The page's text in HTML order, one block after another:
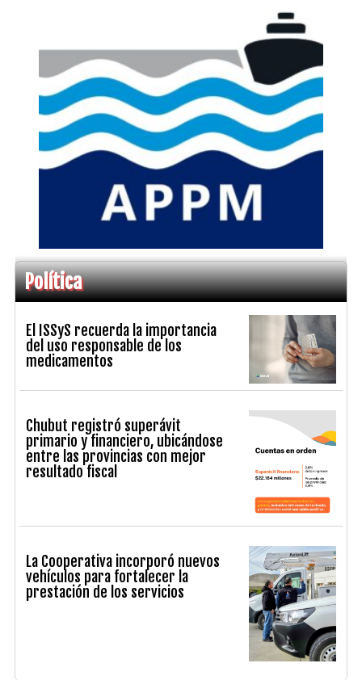
Política
El ISSyS recuerda la importancia
del uso responsable de los
medicamentos
Chubut registró superávit
primario y financiero, ubicándose
entre las provincias con mejor
resultado fiscal
La Cooperativa incorporó nuevos
vehículos para fortalecer la
prestación de los servicios